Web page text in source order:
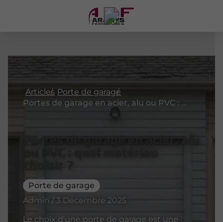
Articles Porte de garage
Portes de garage en acier, alu ou PVC : quel matériau choisir ?
Portes de garage en acier, alu
Porte de garage
Admin / 3 Décembre 2025
Le choix d'une porte de garage est une